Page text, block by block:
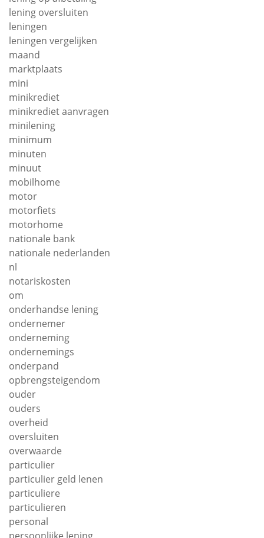
lening oversluiten
leningen
leningen vergelijken
maand
marktplaats
mini
minikrediet
minikrediet aanvragen
minilening
minimum
minuten
minuut
mobilhome
motor
motorfiets
motorhome
nationale bank
nationale nederlanden
nl
notariskosten
om
onderhandse lening
ondernemer
onderneming
ondernemings
onderpand
opbrengsteigendom
ouder
ouders
overheid
oversluiten
overwaarde
particulier
particulier geld lenen
particuliere
particulieren
personal